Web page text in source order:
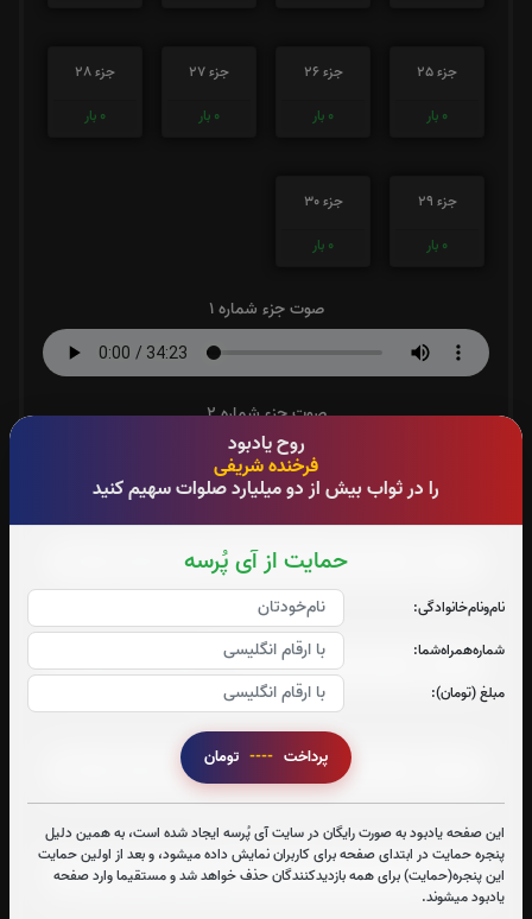
روح یادبود
فرخنده شریفی
را در ثواب بیش از دو میلیارد صلوات سهیم کنید
حمایت از آی پُرسه
نام‌و‌نام‌خانوادگی:
شماره‌همراه‌شما:
مبلغ (تومان):
پرداخت ----
این صفحه یادبود به صورت رایگان در سایت آی پُرسه ایجاد شده است، به همین دلیل
پنجره حمایت در ابتدای صفحه برای کاربران نمایش داده میشود، و بعد از اولین حمایت
این پنجره(حمایت) برای همه بازدیدکنندگان حذف خواهد شد و مستقیما وارد صفحه
یادبود میشوند.
جزء 25
0 بار
جزء 26
0 بار
جزء 27
0 بار
جزء 28
0 بار
جزء 29
0 بار
جزء 30
0 بار
صوت جزء شماره 1
صوت جزء شماره 2
صوت جزء شماره 3
صوت جزء شماره 4
صوت جزء شماره 5
صوت جزء شماره 6